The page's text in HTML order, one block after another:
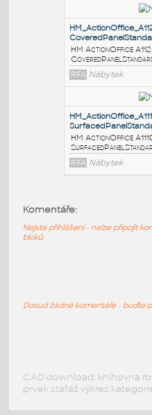
HM
RFA Nábytek
BarrierPa:
HM
RFA Nábytek
RFA Nábytek
HM
Komentáře:
Nejste přihlášeni - nelze připojit
bloků
Dosud žádné komentáře - buďte
CAD download: knihovna
prvek stafáž výkres